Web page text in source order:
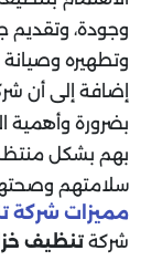
وجودة، وتقديم
وتطهيره
إضافة إلى أن
بضرورة وأهمية
بهم بشكل
سلامتهم
مميزات شركة
شركة تنظيف